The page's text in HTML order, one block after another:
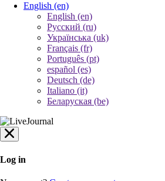
English (en)
English (en)
Русский (ru)
Українська (uk)
Français (fr)
Português (pt)
español (es)
Deutsch (de)
Italiano (it)
Беларуская (be)
Log in